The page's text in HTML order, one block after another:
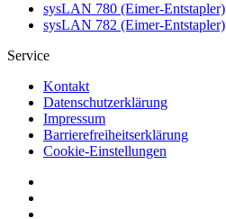
sysLAN 780 (Eimer-Entstapler)
sysLAN 782 (Eimer-Entstapler)
Service
Kontakt
Datenschutzerklärung
Impressum
Barrierefreiheitserklärung
Cookie-Einstellungen